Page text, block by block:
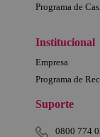
Programa de
Institucional
Empresa
Programa de
Suporte
0800 774